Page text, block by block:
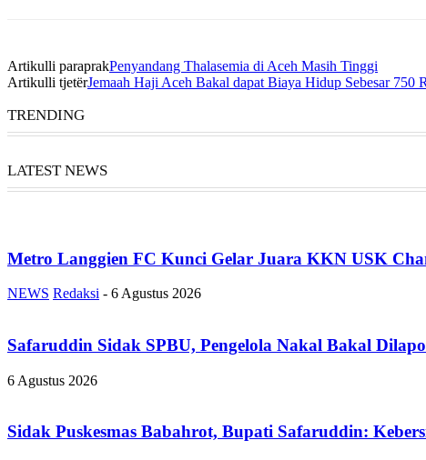
Artikulli paraprakPenyandang Thalasemia di Aceh Masih Tinggi
Artikulli tjetërJemaah Haji Aceh Bakal dapat Biaya Hidup Sebesar 750
TRENDING
LATEST NEWS
Metro Langgien FC Kunci Gelar Juara KKN USK
NEWS Redaksi - 6 Agustus 2026
Safaruddin Sidak SPBU, Pengelola Nakal Bakal
6 Agustus 2026
Sidak Puskesmas Babahrot, Bupati Safaruddin: